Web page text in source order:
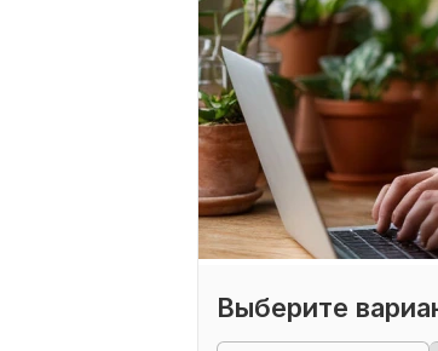
Выберите